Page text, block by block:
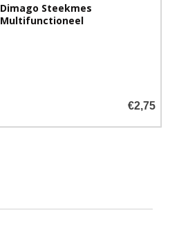
Dimago Steekmes
Multifunctioneel
€2,75